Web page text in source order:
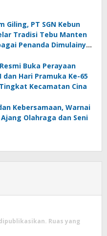
Giling, PT SGN Kebun
Tradisi Tebu Manten
Penanda Dimulainya
Buka Perayaan
dan Hari Pramuka Ke-65
Kecamatan Cina
Kebersamaan, Warnai
Olahraga dan Seni
Ruas yang